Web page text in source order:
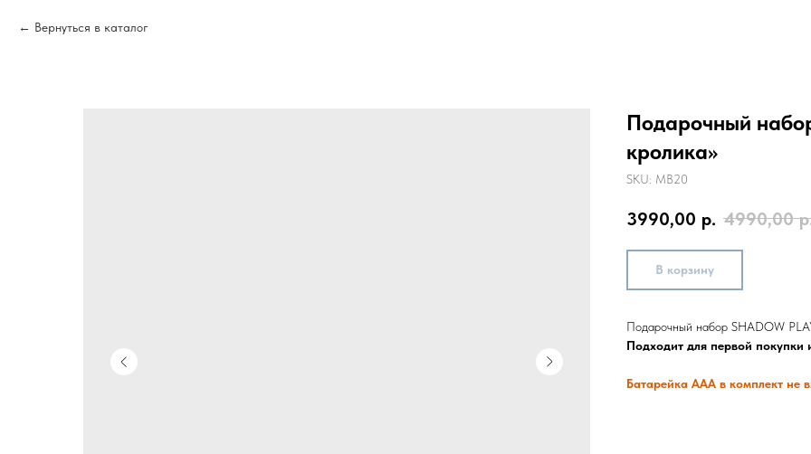
Вернуться в каталог
Подарочный
кролика»
SKU: MB20
3990,00 р. 4990,00
В корзину
Подарочный набор SHADOW
Подходит для первой покупки
Батарейка ААА в комплект не